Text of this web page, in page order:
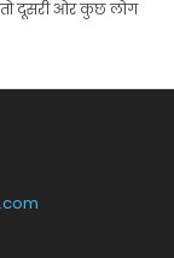
दूसरी ओर कुछ लोग